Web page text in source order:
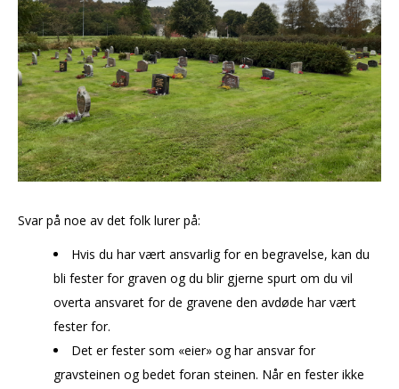
Svar på noe av det folk lurer på:
Hvis du har vært ansvarlig for en begravelse, kan du
bli fester for graven og du blir gjerne spurt om du vil
overta ansvaret for de gravene den avdøde har vært
fester for.
Det er fester som «eier» og har ansvar for
gravsteinen og bedet foran steinen. Når en fester ikke